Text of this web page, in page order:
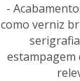
-
como verniz